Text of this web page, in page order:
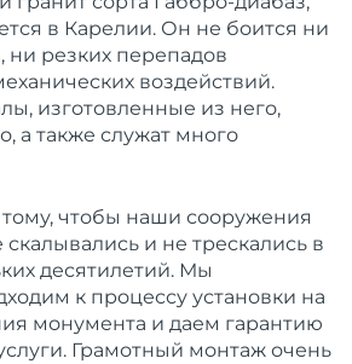
в Карелии. Он не боится ни
ни резких перепадов
воздействий.
изготовленные из него,
а также служат много
чтобы наши сооружения
и не трескались в
десятилетий. Мы
к процессу установки на
монумента и даем гарантию
Грамотный монтаж очень